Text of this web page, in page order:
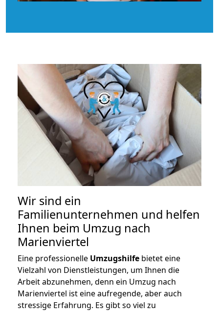
Wir sind ein
Familienunternehmen und helfen
Ihnen beim Umzug nach
Marienviertel
Eine professionelle Umzugshilfe bietet eine
Vielzahl von Dienstleistungen, um Ihnen die
Arbeit abzunehmen, denn ein Umzug nach
Marienviertel ist eine aufregende, aber auch
stressige Erfahrung. Es gibt so viel zu